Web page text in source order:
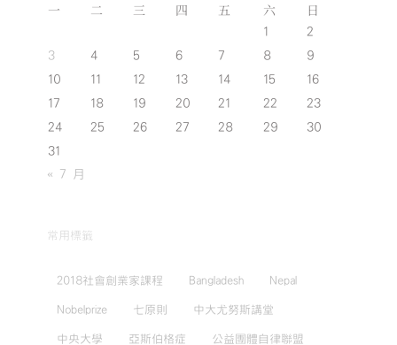
一 二 三 四 五 六 日
1
2
3
4 5 6 7 8
9
10
11 12 13 14 15
16
17
18 19 20 21 22
23
24
25 26 27 28 29
30
31
« 7 月
常用標籤
2018社會創業家課程 Bangladesh Nepal
Nobelprize 七原則 中大尤努斯講堂
中央大學 亞斯伯格症 公益團體自律聯盟